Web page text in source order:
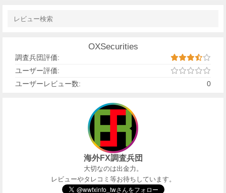
OXSecurities
調査兵団評価:
ユーザー評価:
ユーザーレビュー数:
0
海外FX調査兵団
大切なのは出金力。
レビューやタレコミ等お待ちしています。